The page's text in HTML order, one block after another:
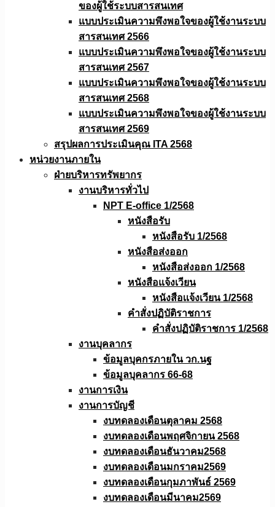
ของผู้ใช้ระบบสารสนเทศ
แบบประเมินความพึงพอใจของผู้ใช้งานระบบ
สารสนเทศ 2566
แบบประเมินความพึงพอใจของผู้ใช้งานระบบ
สารสนเทศ 2567
แบบประเมินความพึงพอใจของผู้ใช้งานระบบ
สารสนเทศ 2568
แบบประเมินความพึงพอใจของผู้ใช้งานระบบ
สารสนเทศ 2569
สรุปผลการประเมินคุณ ITA 2568
หน่วยงานภายใน
ฝ่ายบริหารทรัพยากร
งานบริหารทั่วไป
NPT E-office 1/2568
หนังสือรับ
หนังสือรับ 1/2568
หนังสือส่งออก
หนังสือส่งออก 1/2568
หนังสือแจ้งเวียน
หนังสือเเจ้งเวียน 1/2568
คำสั่งปฏิบัติราชการ
คำสั่งปฏิบัติราชการ 1/2568
งานบุคลากร
ข้อมูลบุคกรภายใน วก.นฐ
ข้อมูลบุคลากร 66-68
งานการเงิน
งานการบัญชี
งบทดลองเดือนตุลาคม 2568
งบทดลองเดือนพฤศจิกายน 2568
งบทดลองเดือนธันวาคม2568
งบทดลองเดือนมกราคม2569
งบทดลองเดือนกุมภาพันธ์ 2569
งบทดลองเดือนมีนาคม2569